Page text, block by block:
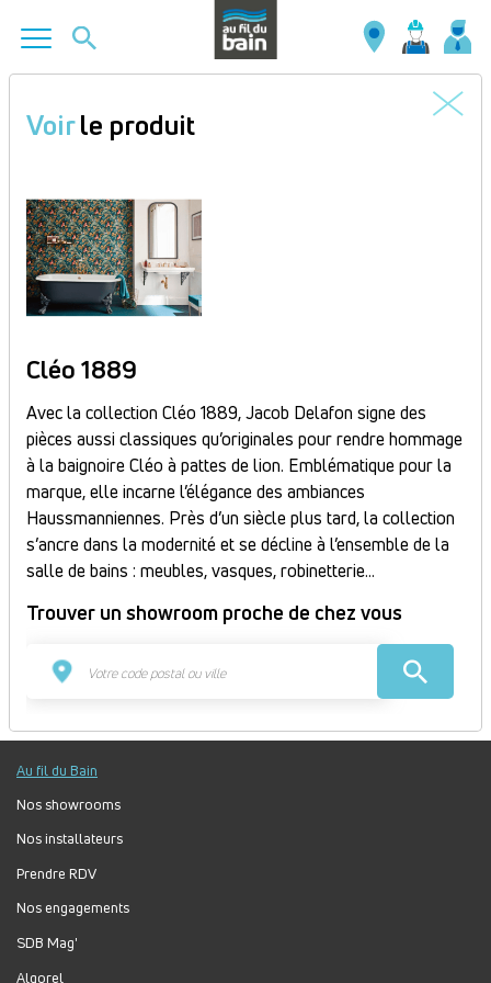
contenu
Voirle produit
Cléo 1889
Avec la collection Cléo 1889, Jacob Delafon signe des
pièces aussi classiques qu’originales pour rendre hommage
à la baignoire Cléo à pattes de lion. Emblématique pour la
marque, elle incarne l’élégance des ambiances
Haussmanniennes. Près d’un siècle plus tard, la collection
s’ancre dans la modernité et se décline à l’ensemble de la
salle de bains : meubles, vasques, robinetterie…
Trouver un showroom proche de chez vous
26 showroom(s)
France
Itinéraire
Ouvert
Jour
Plage
Lundi :
Au fil du Bain
Nos showrooms
Nos installateurs
Prendre RDV
Nos engagements
SDB Mag'
Algorel